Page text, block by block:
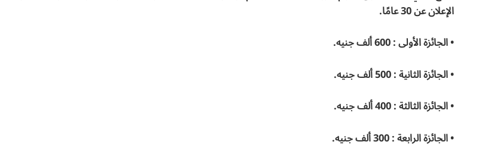
الإعلان عن 30 عامًا.
• الجائزة الأولى : 600 ألف جنيه.
• الجائزة الثانية : 500 ألف جنيه.
• الجائزة الثالثة : 400 ألف جنيه.
• الجائزة الرابعة : 300 ألف جنيه.